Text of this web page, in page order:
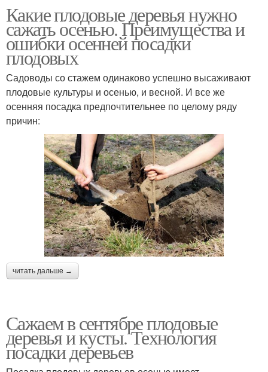
Какие плодовые деревья нужно
сажать осенью. Преимущества и
ошибки осенней посадки
плодовых
Садоводы со стажем одинаково успешно высаживают
плодовые культуры и осенью, и весной. И все же
осенняя посадка предпочтительнее по целому ряду
причин:
читать дальше →
Сажаем в сентябре плодовые
деревья и кусты. Технология
посадки деревьев